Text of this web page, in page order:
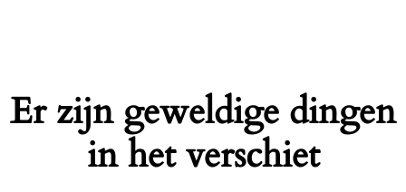
Er zijn geweldige dingen
in het verschiet